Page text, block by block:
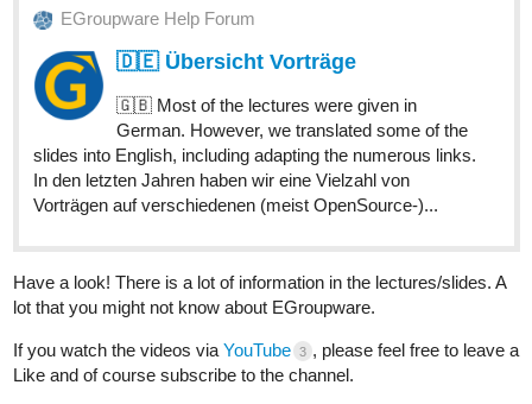
EGroupware Help Forum
🇩🇪 Übersicht Vorträge
🇬🇧 Most of the lectures were given in
German. However, we translated some of the
slides into English, including adapting the numerous links.
In den letzten Jahren haben wir eine Vielzahl von
Vorträgen auf verschiedenen (meist OpenSource-)...
Have a look! There is a lot of information in the lectures/slides. A
lot that you might not know about EGroupware.
If you watch the videos via YouTube 3 , please feel free to leave a
Like and of course subscribe to the channel.